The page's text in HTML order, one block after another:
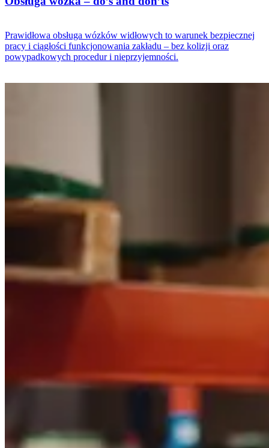
Prawidłowa obsługa wózków widłowych to warunek bezpiecznej
pracy i ciągłości funkcjonowania zakładu – bez kolizji oraz
powypadkowych procedur i nieprzyjemności.